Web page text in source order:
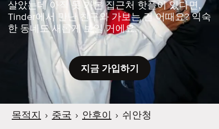
살았는데 아직 못 가본 집근처 핫플이 있다면,
Tinder에서 만난 친구와 가보는 건 어때요? 익숙
한 동네도 새롭게 보일 거에요.
지금 가입하기
목적지 › 중국 › 안후이 › 쉬안청